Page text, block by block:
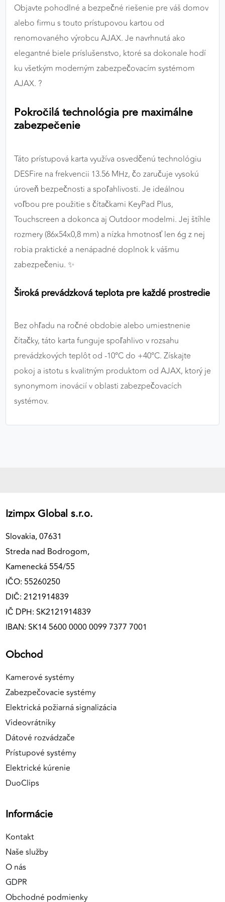
Objavte pohodlné a bezpečné riešenie pre váš domov
alebo firmu s touto prístupovou kartou od
renomovaného výrobcu AJAX. Je navrhnutá ako
elegantné biele príslušenstvo, ktoré sa dokonale hodí
ku všetkým moderným zabezpečovacím systémom
AJAX. ?
Pokročilá technológia pre maximálne
zabezpečenie
Táto prístupová karta využíva osvedčenú technológiu
DESFire na frekvencii 13.56 MHz, čo zaručuje vysokú
úroveň bezpečnosti a spoľahlivosti. Je ideálnou
voľbou pre použitie s čítačkami KeyPad Plus,
Touchscreen a dokonca aj Outdoor modelmi. Jej štíhle
rozmery (86x54x0,8 mm) a nízka hmotnosť len 6g z nej
robia praktické a nenápadné doplnok k vášmu
zabezpečeniu. ✨
Široká prevádzková teplota pre každé prostredie
Bez ohľadu na ročné obdobie alebo umiestnenie
čítačky, táto karta funguje spoľahlivo v rozsahu
prevádzkových teplôt od -10°C do +40°C. Získajte
pokoj a istotu s kvalitným produktom od AJAX, ktorý je
synonymom inovácií v oblasti zabezpečovacích
systémov.
Izimpx Global s.r.o.
Slovakia, 07631
Streda nad Bodrogom,
Kamenecká 554/55
IČO: 55260250
DIČ: 2121914839
IČ DPH: SK2121914839
IBAN: SK14 5600 0000 0099 7377 7001
Obchod
Kamerové systémy
Zabezpečovacie systémy
Elektrická požiarná signalizácia
Videovrátniky
Dátové rozvádzače
Prístupové systémy
Elektrické kúrenie
DuoClips
Informácie
Kontakt
Naše služby
O nás
GDPR
Obchodné podmienky
výkon a funkčnosť našich stránok.
Google Analytics
Poskytovateľ: Google
Marketingové cookies sa používajú na sledovanie
správania používateľov naprieč webovými
stránkami. Umožňujú nám a našim partnerom
našom webe aj v reklamných sieťach tretích strán.
Poskytovateľ: Google